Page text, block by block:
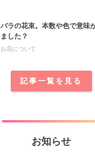
バラの花束。本数や色で意味
ました？
お花について
記事一覧を見る
お知らせ